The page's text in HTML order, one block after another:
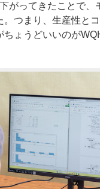
がってきたことで、
。つまり、生産性と
ちょうどいいのが